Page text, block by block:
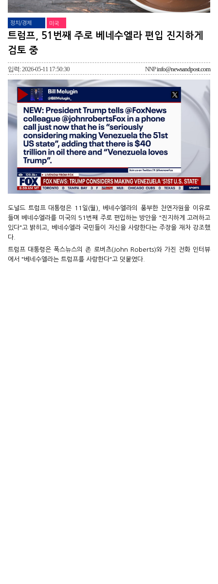
정치/경제 미국
트럼프, 51번째 주로 베네수엘라 편입 진지하게
검토 중
입력: 2026-05-11 17:50:30 NNPinfo@newsandpost.com
도널드 트럼프 대통령은 11일(월), 베네수엘라의 풍부한 천연자원을 이유로
들며 베네수엘라를 미국의 51번째 주로 편입하는 방안을 "진지하게 고려하고
있다"고 밝히고, 베네수엘라 국민들이 자신을 사랑한다는 주장을 재차 강조했
다.
트럼프 대통령은 폭스뉴스의 존 로버츠(John Roberts)와 가진 전화 인터뷰
에서 "베네수엘라는 트럼프를 사랑한다"고 덧붙였다.